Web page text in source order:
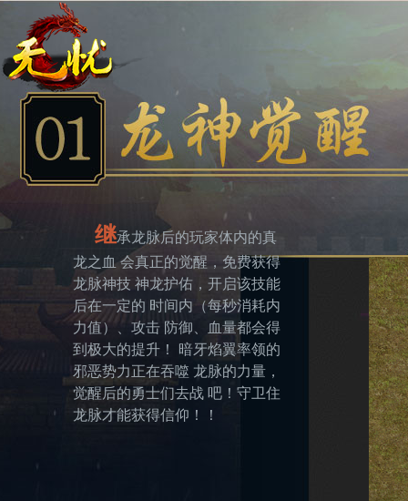
继承龙脉后的玩家体内的真
龙之血 会真正的觉醒，免费获得
龙脉神技 神龙护佑，开启该技能
后在一定的 时间内（每秒消耗内
力值）、攻击 防御、血量都会得
到极大的提升！ 暗牙焰翼率领的
邪恶势力正在吞噬 龙脉的力量，
觉醒后的勇士们去战 吧！守卫住
龙脉才能获得信仰！！